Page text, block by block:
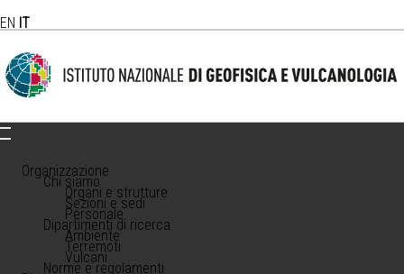
EN IT
Organizzazione
Chi siamo
Organi e strutture
Sezioni e sedi
Personale
Dipartimenti di ricerca
Ambiente
Terremoti
Vulcani
Norme e regolamenti